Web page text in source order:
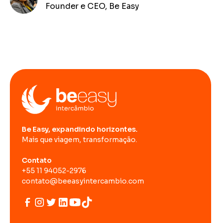
Founder e CEO, Be Easy
Be Easy, expandindo horizontes.
Mais que viagem, transformação.
Contato
+55 11 94052-2976
contato@beeasyintercambio.com